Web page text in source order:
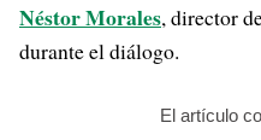
Néstor Morales, director
durante el diálogo.
El artículo